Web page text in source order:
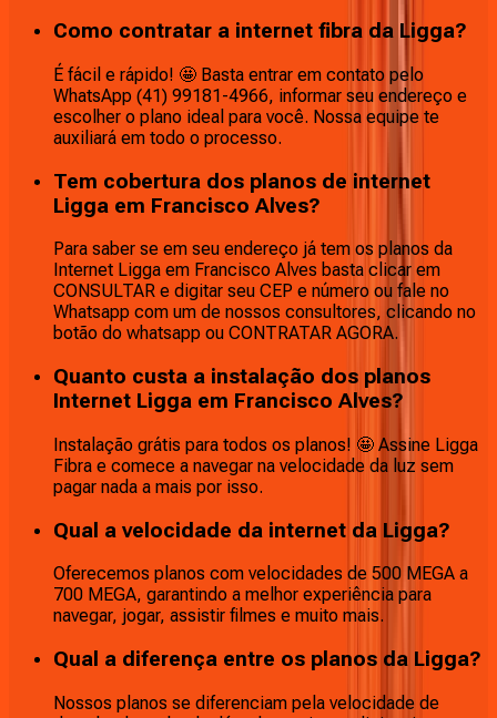
Como contratar a internet fibra da Ligga?
É fácil e rápido! 🤩 Basta entrar em contato pelo
WhatsApp (41) 99181-4966, informar seu endereço e
escolher o plano ideal para você. Nossa equipe te
auxiliará em todo o processo.
Tem cobertura dos planos de internet
Ligga em Francisco Alves?
Para saber se em seu endereço já tem os planos da
Internet Ligga em Francisco Alves basta clicar em
CONSULTAR e digitar seu CEP e número ou fale no
Whatsapp com um de nossos consultores, clicando no
botão do whatsapp ou CONTRATAR AGORA.
Quanto custa a instalação dos planos
Internet Ligga em Francisco Alves?
Instalação grátis para todos os planos! 🤩 Assine Ligga
Fibra e comece a navegar na velocidade da luz sem
pagar nada a mais por isso.
Qual a velocidade da internet da Ligga?
Oferecemos planos com velocidades de 500 MEGA a
700 MEGA, garantindo a melhor experiência para
navegar, jogar, assistir filmes e muito mais.
Qual a diferença entre os planos da Ligga?
Nossos planos se diferenciam pela velocidade de